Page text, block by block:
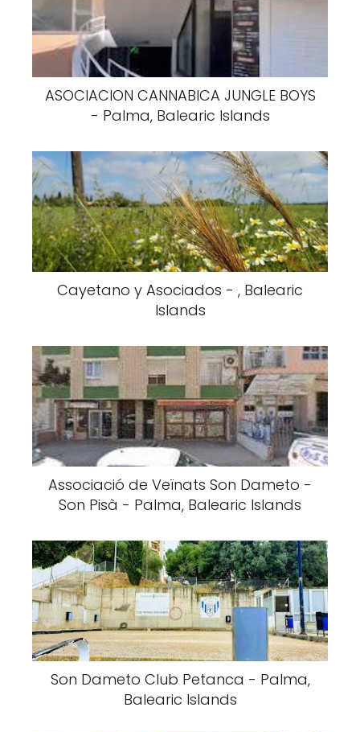
ASOCIACION CANNABICA JUNGLE BOYS
- Palma, Balearic Islands
Cayetano y Asociados - , Balearic
Islands
Associació de Veïnats Son Dameto -
Son Pisà - Palma, Balearic Islands
Son Dameto Club Petanca - Palma,
Balearic Islands